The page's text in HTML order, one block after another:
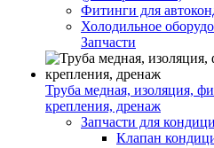
Фитинги для
Холодильное
Запчасти
Труба медная, изоляция,
крепления, дренаж
Запчасти для
Клапан